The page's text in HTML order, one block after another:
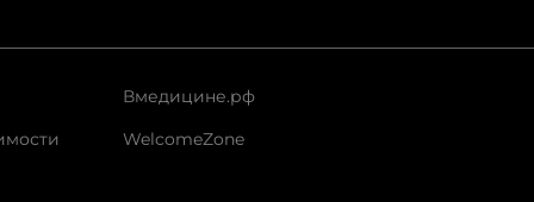
Вмедицине.рф
WelcomeZone